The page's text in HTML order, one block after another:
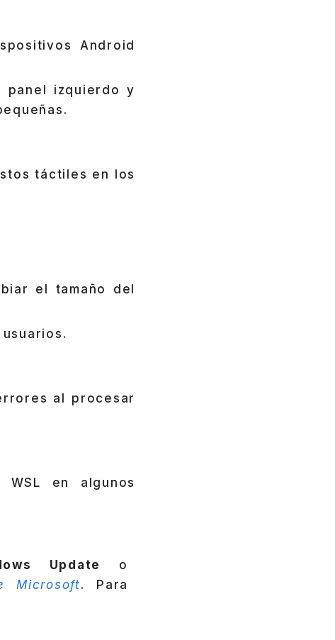
Android
panel izquierdo y
táctiles en los
el tamaño del
al procesar
en algunos
Update
o
Microsoft. Para